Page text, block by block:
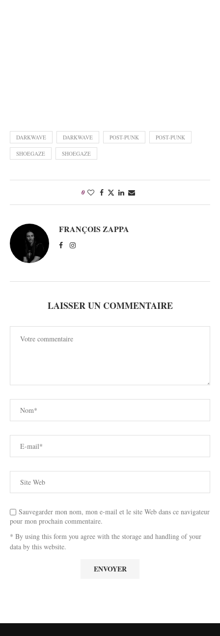
DARKWAVE DARKWAVE POST-PUNK POST-PUNK
SHOEGAZE SHOEGAZE
0
FRANÇOIS ZAPPA
LAISSER UN COMMENTAIRE
Sauvegarder mon nom, mon e-mail et le site Web dans ce navigateur
pour mon prochain commentaire.
* By using this form you agree with the storage and handling of your
data by this website.